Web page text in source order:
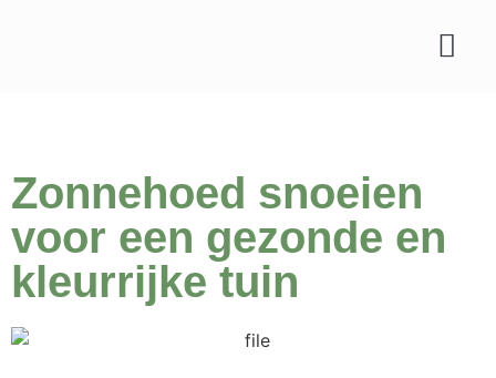
Zonnehoed snoeien
voor een gezonde en
kleurrijke tuin